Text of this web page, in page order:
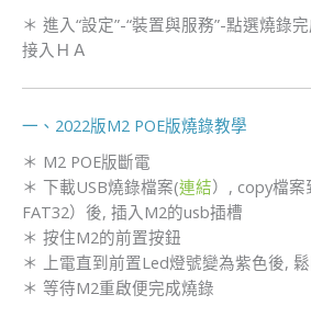
＊ 進入“設定”-“裝置與服務”-點選燒錄
接入ＨＡ
一、2022版M2 POE版燒錄教學
＊ M2 POE版斷電
＊ 下載USB燒錄檔案(連結）, copy檔
FAT32）後, 插入M2的usb插槽
＊ 按住M2的前置按鈕
＊ 上電直到前置Led燈號變為紫色後,
＊ 等待M2重啟便完成燒錄